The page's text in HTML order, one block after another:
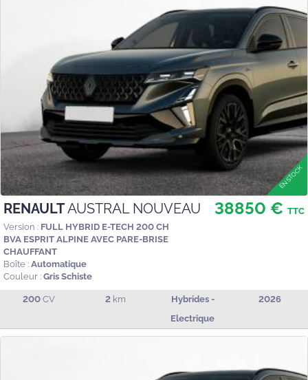
RENAULTAUSTRAL NOUVEAU
Version : FULL HYBRID E-TECH 200 CH
BVA ESPRIT ALPINE AVEC PARE-BRISE
CHAUFFANT
Boîte : Automatique
Couleur : Gris Schiste
38850 € TTC
200 CV 2 km
Hybrides -
Electrique
2026